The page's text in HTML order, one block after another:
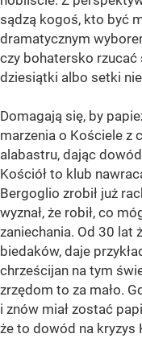
sądzą kogoś, kto być
dramatycznym
czy bohatersko rzucać
dziesiątki albo setki
Domagają się, by
marzenia o Kościele z
alabastru, dając
Kościół to klub
Bergoglio zrobił już
wyznał, że robił, co
zaniechania. Od 30 lat
biedaków, daje
chrześcijan na tym
zrzędom to za mało.
i znów miał zostać
że to dowód na kryzys